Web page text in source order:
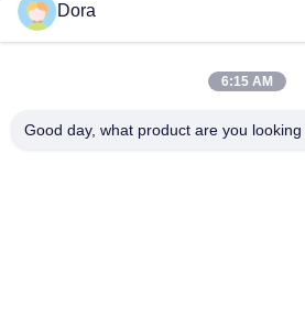
CR5D0EFGFM70, Huawei CloudEngine
accessoire, 24x100/1000Base-X SFP,
CR5D0SRUAI70, Huawei NetEngine 8000
Hoofdbesturingskaart, 32G geheugen/
Dora
6:15 AM
Good day, what product are you